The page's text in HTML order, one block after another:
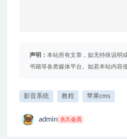
声明： 本站所有文章，如无特殊说明
书籍等各类媒体平台。如若本站内容
影音系统 教程 苹果cms
admin 永久会员